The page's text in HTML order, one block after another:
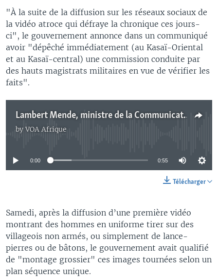
"À la suite de la diffusion sur les réseaux sociaux de
la vidéo atroce qui défraye la chronique ces jours-
ci", le gouvernement annonce dans un communiqué
avoir "dépêché immédiatement (au Kasaï-Oriental
et au Kasaï-central) une commission conduite par
des hauts magistrats militaires en vue de vérifier les
faits".
Lambert Mende, ministre de la Communications et des Médias de la RDC, au micro de Top Congo FM, notre partenaire à Kinshasa
byVOA Afrique
No media source currently available
0:00 0:55
Télécharger
Samedi, après la diffusion d’une première vidéo
montrant des hommes en uniforme tirer sur des
villageois non armés, ou simplement de lance-
pierres ou de bâtons, le gouvernement avait qualifié
de "montage grossier" ces images tournées selon un
plan séquence unique.